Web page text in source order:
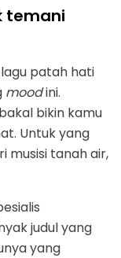
temani
patah hati
moodini.
bikin kamu
Untuk yang
musisi tanah air,
judul yang
yang